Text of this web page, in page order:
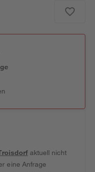
aktuell nicht
eine Anfrage